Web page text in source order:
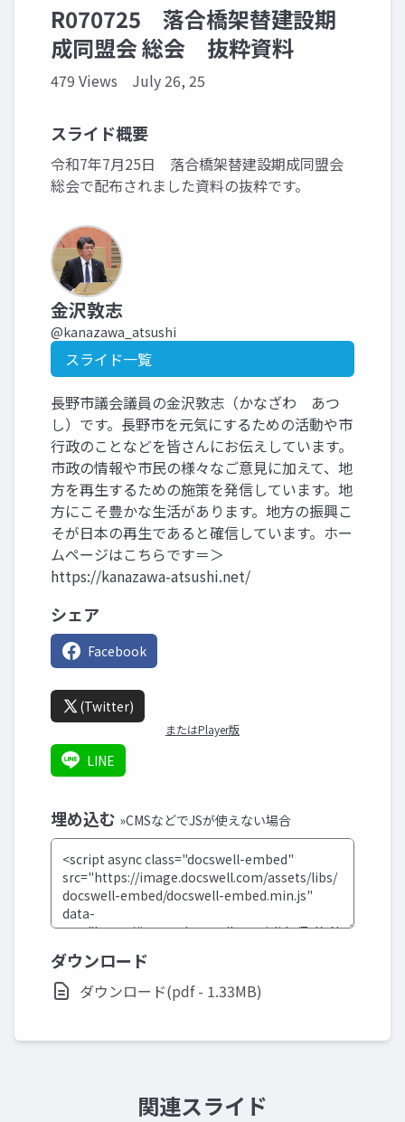
R070725 落合橋架替建設期
成同盟会 総会 抜粋資料
479 Views July 26, 25
スライド概要
令和7年7月25日 落合橋架替建設期成同盟会
総会で配布されました資料の抜粋です。
金沢敦志
@kanazawa_atsushi
スライド一覧
長野市議会議員の金沢敦志（かなざわ あつ
し）です。長野市を元気にするための活動や市
行政のことなどを皆さんにお伝えしています。
市政の情報や市民の様々なご意見に加えて、地
方を再生するための施策を発信しています。地
方にこそ豊かな生活があります。地方の振興こ
そが日本の再生であると確信しています。ホー
ムページはこちらです＝＞
https://kanazawa-atsushi.net/
シェア
Facebook
(Twitter)
またはPlayer版
LINE
埋め込む »CMSなどでJSが使えない場合
ダウンロード
ダウンロード(pdf - 1.33MB)
関連スライド